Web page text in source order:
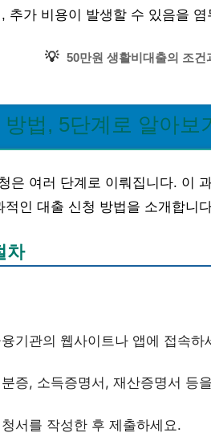
추가 비용이 발생할 수 있음을
💡 50만원 생활비대출의 조건
법, 5단계로 알아보기
은 여러 단계로 이뤄집니다. 이
적인 대출 신청 방법을 소개합니
차
기관의 웹사이트나 앱에 접속하
증, 소득증명서, 재산증명서 등
서를 작성한 후 제출하세요.